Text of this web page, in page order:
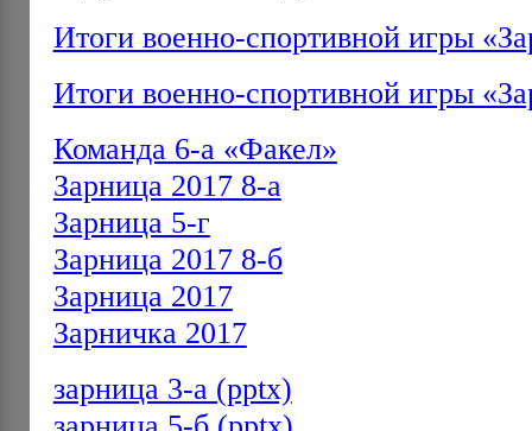
Итоги военно-спортивной игры
Итоги военно-спортивной игры
Команда 6-а «Факел»
Зарница 2017 8-а
Зарница 5-г
Зарница 2017 8-б
Зарница 2017
Зарничка 2017
зарница 3-а (pptx)